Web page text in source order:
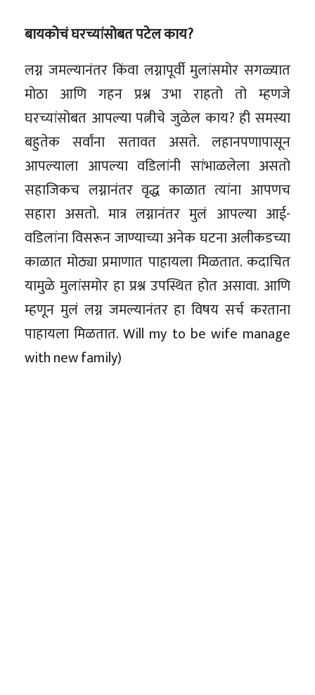
बायकोचं घरच्यांसोबत पटेल काय?
लग्न जमल्यानंतर किंवा लग्नापूर्वी मुलांसमोर सगळ्यात
मोठा आणि गहन प्रश्न उभा राहतो तो म्हणजे
घरच्यांसोबत आपल्या पत्नीचे जुळेल काय? ही समस्या
बहुतेक सर्वांना सतावत असते. लहानपणापासून
आपल्याला आपल्या वडिलांनी सांभाळलेला असतो
सहाजिकच लग्नानंतर वृद्ध काळात त्यांना आपणच
सहारा असतो. मात्र लग्नानंतर मुलं आपल्या आई-
वडिलांना विसरून जाण्याच्या अनेक घटना अलीकडच्या
काळात मोठ्या प्रमाणात पाहायला मिळतात. कदाचित
यामुळे मुलांसमोर हा प्रश्न उपस्थित होत असावा. आणि
म्हणून मुलं लग्न जमल्यानंतर हा विषय सर्च करताना
पाहायला मिळतात. Will my to be wife manage
with new family)